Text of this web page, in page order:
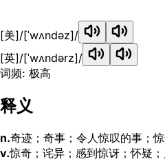
[美]/[ˈwʌndəz]/
[英]/[ˈwʌndərz]/
词频: 极高
释义
n.奇迹；奇事；令人惊叹的事；
v.惊奇；诧异；感到惊讶；怀疑